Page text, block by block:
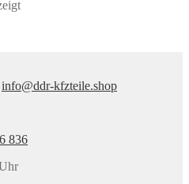
info@ddr-kfzteile.shop
836